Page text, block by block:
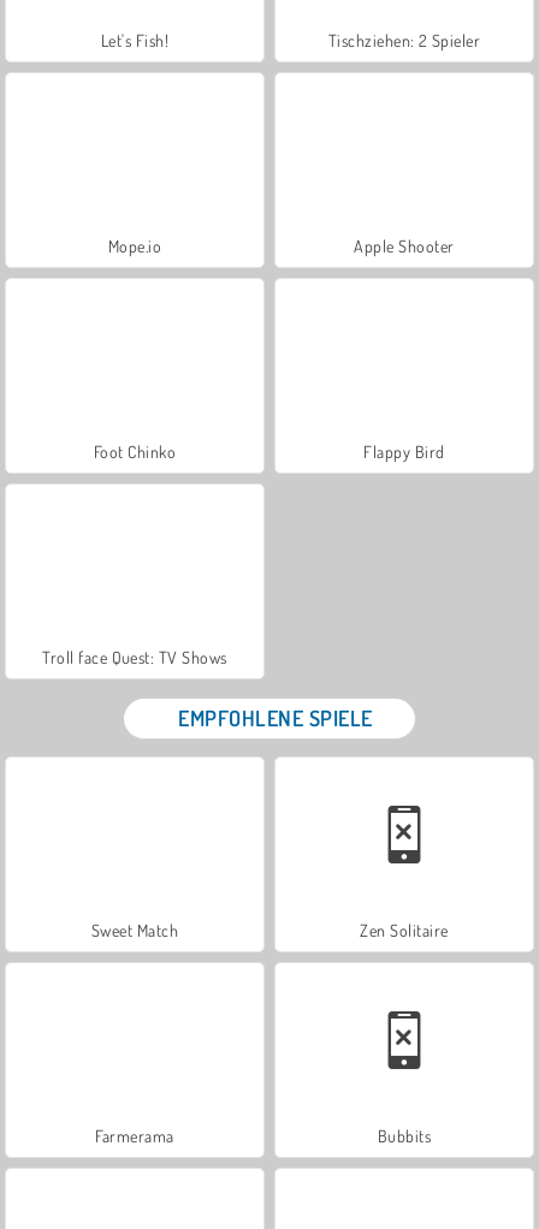
Let's Fish! Tischziehen: 2 Spieler
Mope.io Apple Shooter
Foot Chinko Flappy Bird
Troll face Quest: TV Shows
EMPFOHLENE SPIELE
Sweet Match Zen Solitaire
Farmerama Bubbits